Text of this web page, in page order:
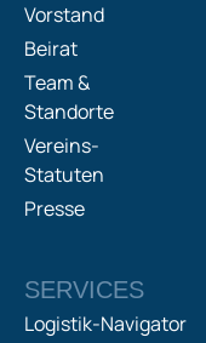
Vorstand
Beirat
Team &
Standorte
Vereins-
Statuten
Presse
SERVICES
Logistik-Navigator